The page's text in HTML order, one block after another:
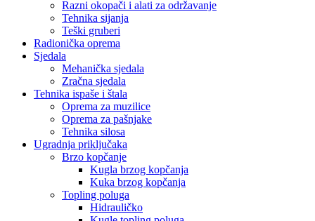
Razni okopači i alati za održavanje
Tehnika sijanja
Teški gruberi
Radionička oprema
Sjedala
Mehanička sjedala
Zračna sjedala
Tehnika ispaše i štala
Oprema za muzilice
Oprema za pašnjake
Tehnika silosa
Ugradnja priključaka
Brzo kopčanje
Kugla brzog kopčanja
Kuka brzog kopčanja
Topling poluga
Hidrauličko